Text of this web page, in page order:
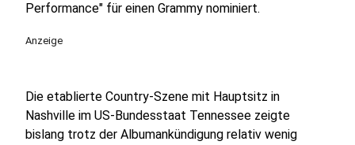
Performance" für einen Grammy nominiert.
Anzeige
Die etablierte Country-Szene mit Hauptsitz in
Nashville im US-Bundesstaat Tennessee zeigte
bislang trotz der Albumankündigung relativ wenig